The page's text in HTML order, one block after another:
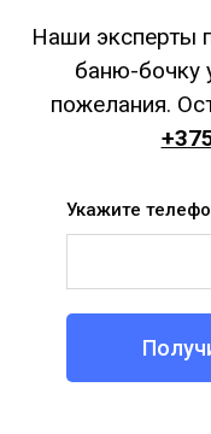
Наши эксперты
баню-бочку
пожелания.
Укажите